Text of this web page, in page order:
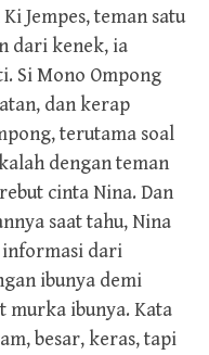
Jempes, teman satu
dari kenek, ia
Si Mono Ompong
dan kerap
terutama soal
dengan teman
cinta Nina. Dan
saat tahu, Nina
dari
ibunya demi
murka ibunya. Kata
besar, keras, tapi